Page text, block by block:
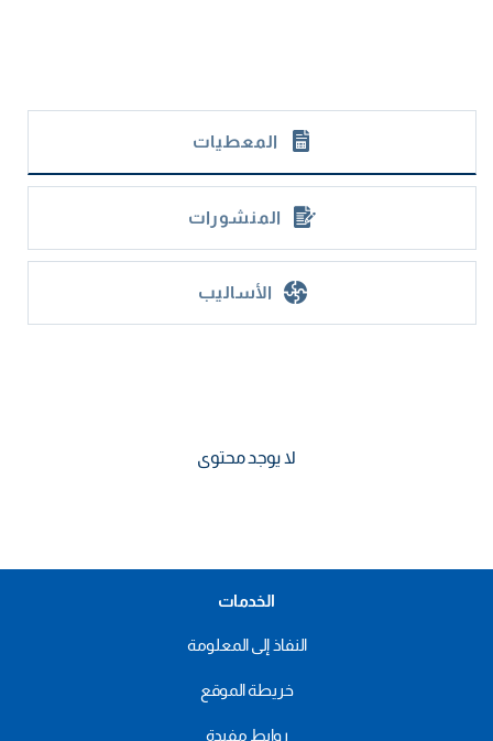
المعطيات
المنشورات
الأساليب
لا يوجد محتوى
الخدمات
النفاذ إلى المعلومة
خريطة الموقع
روابط مفيدة